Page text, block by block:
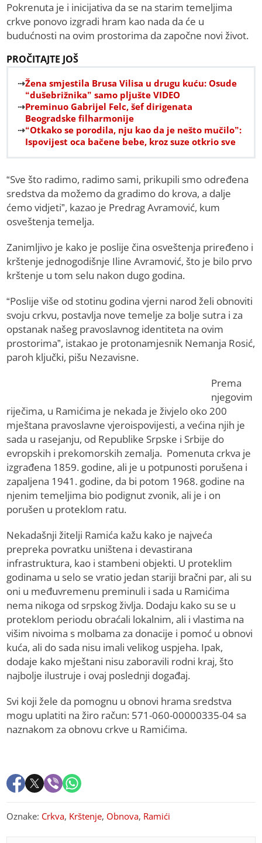
Pokrenuta je i inicijativa da se na starim temeljima
crkve ponovo izgradi hram kao nada da će u
budućnosti na ovim prostorima da započne novi život.
PROČITAJTE JOŠ
Žena smjestila Brusa Vilisa u drugu kuću: Osude
“dušebrižnika” samo pljušte VIDEO
Preminuo Gabrijel Felc, šef dirigenata
Beogradske filharmonije
“Otkako se porodila, nju kao da je nešto mučilo”:
Ispovijest oca bačene bebe, kroz suze otkrio sve
“Sve što radimo, radimo sami, prikupili smo određena
sredstva da možemo da gradimo do krova, a dalje
ćemo vidjeti”, kazao je Predrag Avramović, kum
osveštenja temelja.
Zanimljivo je kako je poslije čina osveštenja priređeno i
krštenje jednogodišnje Iline Avramović, što je bilo prvo
krštenje u tom selu nakon dugo godina.
“Poslije više od stotinu godina vjerni narod želi obnoviti
svoju crkvu, postavlja nove temelje za bolje sutra i za
opstanak našeg pravoslavnog identiteta na ovim
prostorima”, istakao je protonamjesnik Nemanja Rosić,
paroh ključki, pišu Nezavisne.
Prema
njegovim
riječima, u Ramićima je nekada je živjelo oko 200
mještana pravoslavne vjeroispovijesti, a većina njih je
sada u rasejanju, od Republike Srpske i Srbije do
evropskih i prekomorskih zemalja. Pomenuta crkva je
izgrađena 1859. godine, ali je u potpunosti porušena i
zapaljena 1941. godine, da bi potom 1968. godine na
njenim temeljima bio podignut zvonik, ali je i on
porušen u proteklom ratu.
Nekadašnji žitelji Ramića kažu kako je najveća
prepreka povratku uništena i devastirana
infrastruktura, kao i stambeni objekti. U proteklim
godinama u selo se vratio jedan stariji bračni par, ali su
oni u međuvremenu preminuli i sada u Ramićima
nema nikoga od srpskog življa. Dodaju kako su se u
proteklom periodu obraćali lokalnim, ali i vlastima na
višim nivoima s molbama za donacije i pomoć u obnovi
kuća, ali do sada nisu imali velikog uspjeha. Ipak,
dodaje kako mještani nisu zaboravili rodni kraj, što
najbolje ilustruje i ovaj poslednji događaj.
Svi koji žele da pomognu u obnovi hrama sredstva
mogu uplatiti na žiro račun: 571-060-00000335-04 sa
naznakom za obnovu crkve u Ramićima.
Oznake: Crkva, Krštenje, Obnova, Ramići